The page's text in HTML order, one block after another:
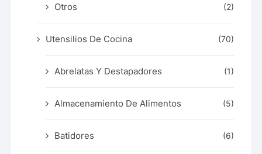
Otros (2)
Utensilios De Cocina (70)
Abrelatas Y Destapadores (1)
Almacenamiento De Alimentos (5)
Batidores (6)